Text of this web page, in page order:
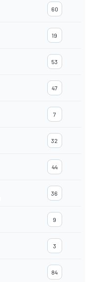
60
19
53
47
7
32
44
36
9
3
84